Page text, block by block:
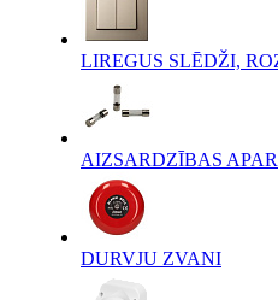
LIREGUS SLĒDŽI,
AIZSARDZĪBAS
DURVJU ZVANI